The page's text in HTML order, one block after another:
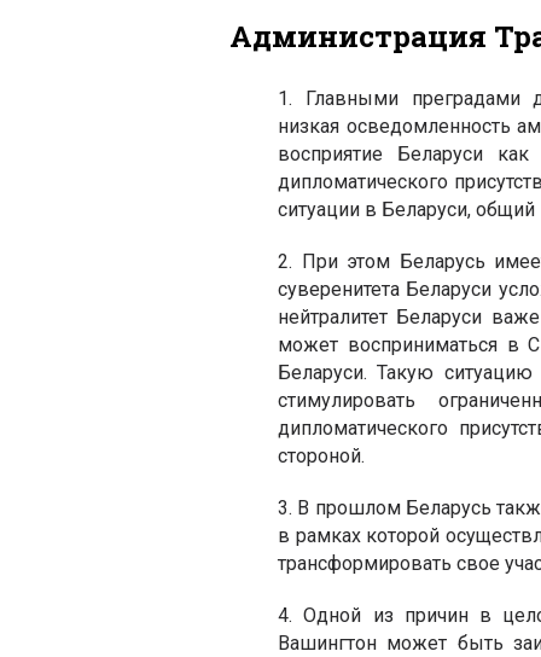
Администрация
1. Главными преградами
низкая осведомленность
восприятие Беларуси как
дипломатического
ситуации в Беларуси,
2. При этом Беларусь
суверенитета Беларуси
нейтралитет Беларуси
может восприниматься в
Беларуси. Такую
стимулировать
дипломатического
стороной.
3. В прошлом Беларусь
в рамках которой
трансформировать свое
4. Одной из причин в
Вашингтон может быть